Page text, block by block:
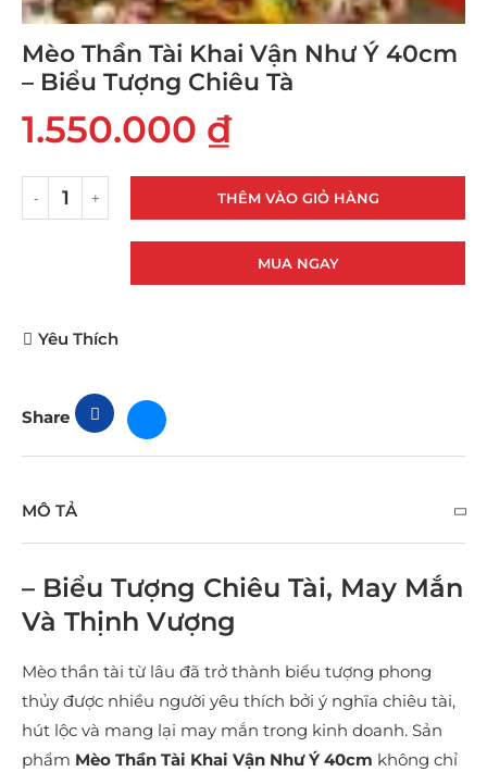
Mèo Thần Tài Khai Vận Như Ý 40cm
– Biểu Tượng Chiêu Tà
1.550.000 ₫
THÊM VÀO GIỎ HÀNG
MUA NGAY
Yêu Thích
Share
MÔ TẢ
– Biểu Tượng Chiêu Tài, May Mắn
Và Thịnh Vượng
Mèo thần tài từ lâu đã trở thành biểu tượng phong
thủy được nhiều người yêu thích bởi ý nghĩa chiêu tài,
hút lộc và mang lại may mắn trong kinh doanh. Sản
phẩm Mèo Thần Tài Khai Vận Như Ý 40cm không chỉ